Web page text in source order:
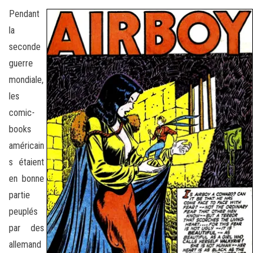
Pendant
la
seconde
guerre
mondiale,
les
comic-
books
américain
s étaient
en bonne
partie
peuplés
par des
allemand